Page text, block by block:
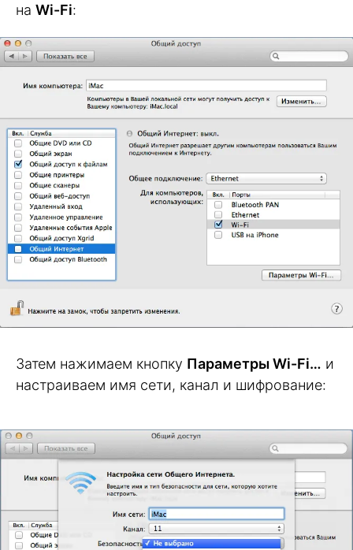
на Wi-Fi:
Затем нажимаем кнопку Параметры Wi-Fi… и
настраиваем имя сети, канал и шифрование: